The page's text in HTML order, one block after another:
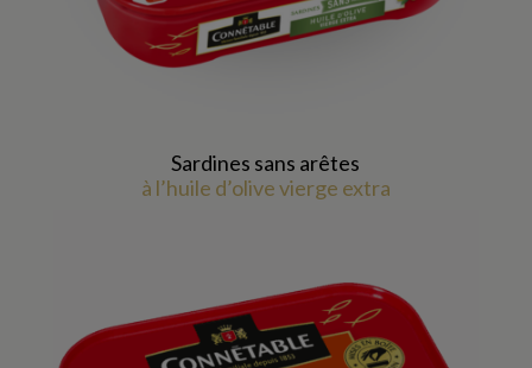
Sardines sans arêtes
à l’huile d’olive vierge extra